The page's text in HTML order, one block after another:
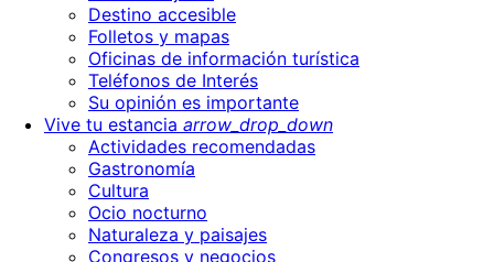
Destino accesible
Folletos y mapas
Oficinas de información turística
Teléfonos de Interés
Su opinión es importante
Vive tu estancia arrow_drop_down
Actividades recomendadas
Gastronomía
Cultura
Ocio nocturno
Naturaleza y paisajes
Congresos y negocios